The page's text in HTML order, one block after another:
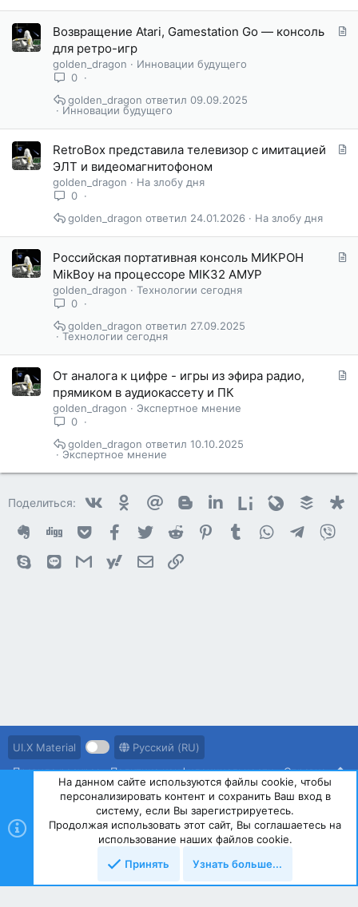
С
Возвращение Atari, Gamestation Go — консоль
для ретро-игр
golden_dragon
Инновации будущего
0
Инновации будущего
09.09.2025
golden_dragon
С
RetroBox представила телевизор с имитацией
ЭЛТ и видеомагнитофоном
golden_dragon
На злобу дня
0
На злобу дня
24.01.2026
golden_dragon
С
Российская портативная консоль МИКРОН
MikBoy на процессоре MIK32 АМУР
golden_dragon
Технологии сегодня
0
Технологии сегодня
27.09.2025
golden_dragon
С
От аналога к цифре - игры из эфира радио,
прямиком в аудиокассету и ПК
golden_dragon
Экспертное мнение
0
Экспертное мнение
10.10.2025
golden_dragon
Поделиться: VkontakteOdnoklassniki
Mail.ru Blogger LinkedinLiveinternet
Livejournal
Buffer
EvernoteDigg GetpocketFacebook
Twitter Reddit PinterestTumblr WhatsAppTelegram
Skype Line GmailyahoomailЭлектронная почта
UI.X Material
Русский (RU)
Правила ресурса
Политика конфиденциальности Справка
Community platform by XenForo © 2010-2023 XenForo Ltd.
На данном сайте используются файлы cookie, чтобы
персонализировать контент и сохранить Ваш вход в
систему, если Вы зарегистрируетесь.
Продолжая использовать этот сайт, Вы соглашаетесь на
использование наших файлов cookie.
Принять
Узнать больше...